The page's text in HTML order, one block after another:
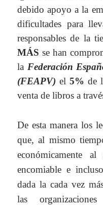
debido apoyo a la
dificultades para
responsables de la
MÁS se han
la Federación
(FEAPV) el 5% de
venta de libros a
De esta manera los
que, al mismo
económicamente
encomiable e
dada la cada vez
las